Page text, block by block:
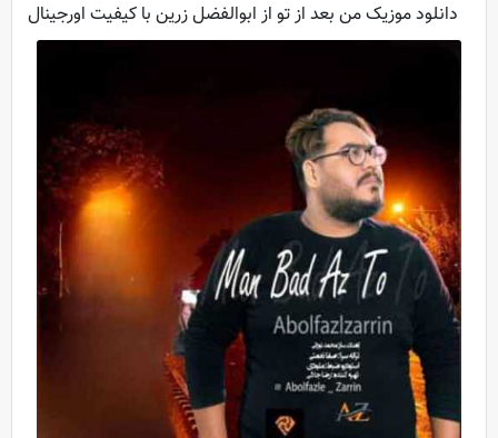
دانلود موزیک من بعد از تو از ابوالفضل زرین با کیفیت اورجینال